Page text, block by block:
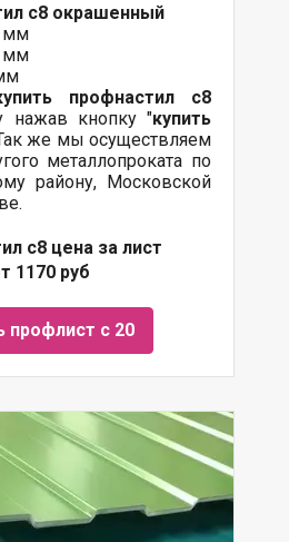
с8 окрашенный
мм
мм
профнастил с8
нажав кнопку "купить
же мы осуществляем
металлопроката по
району, Московской
с8 цена за лист
1170 руб
профлист с 20